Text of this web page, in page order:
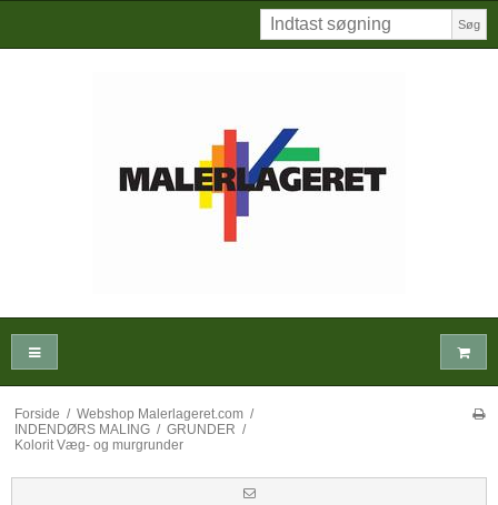
Søg
Forside / Webshop Malerlageret.com /
INDENDØRS MALING / GRUNDER /
Kolorit Væg- og murgrunder